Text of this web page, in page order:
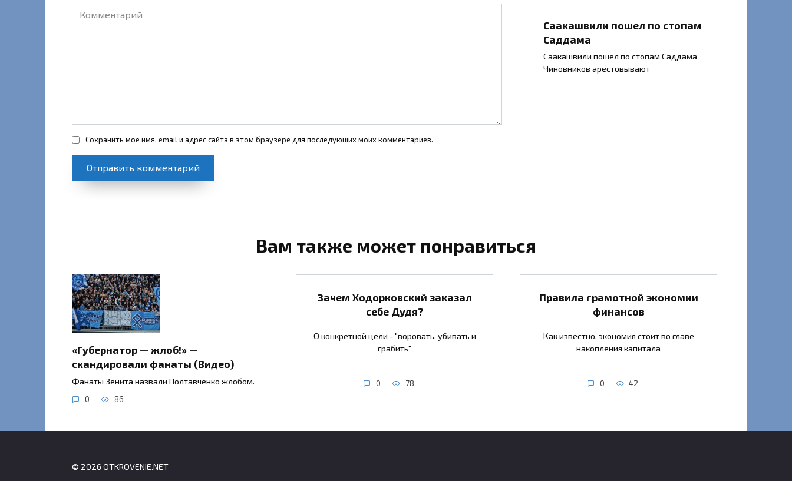
Комментарий
Сохранить моё имя, email и адрес сайта в этом браузере для последующих моих комментариев.
Саакашвили пошел по стопам
Саддама
Саакашвили пошел по стопам Саддама
Чиновников арестовывают
Вам также может понравиться
«Губернатор — жлоб!» —
скандировали фанаты (Видео)
Фанаты Зенита назвали Полтавченко жлобом.
0 86
Зачем Ходорковский заказал
себе Дудя?
О конкретной цели - "воровать, убивать и
грабить"
0 78
Правила грамотной экономии
финансов
Как известно, экономия стоит во главе
накопления капитала
0 42
© 2026 OTKROVENIE.NET